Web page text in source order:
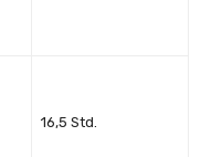
16,5 Std.